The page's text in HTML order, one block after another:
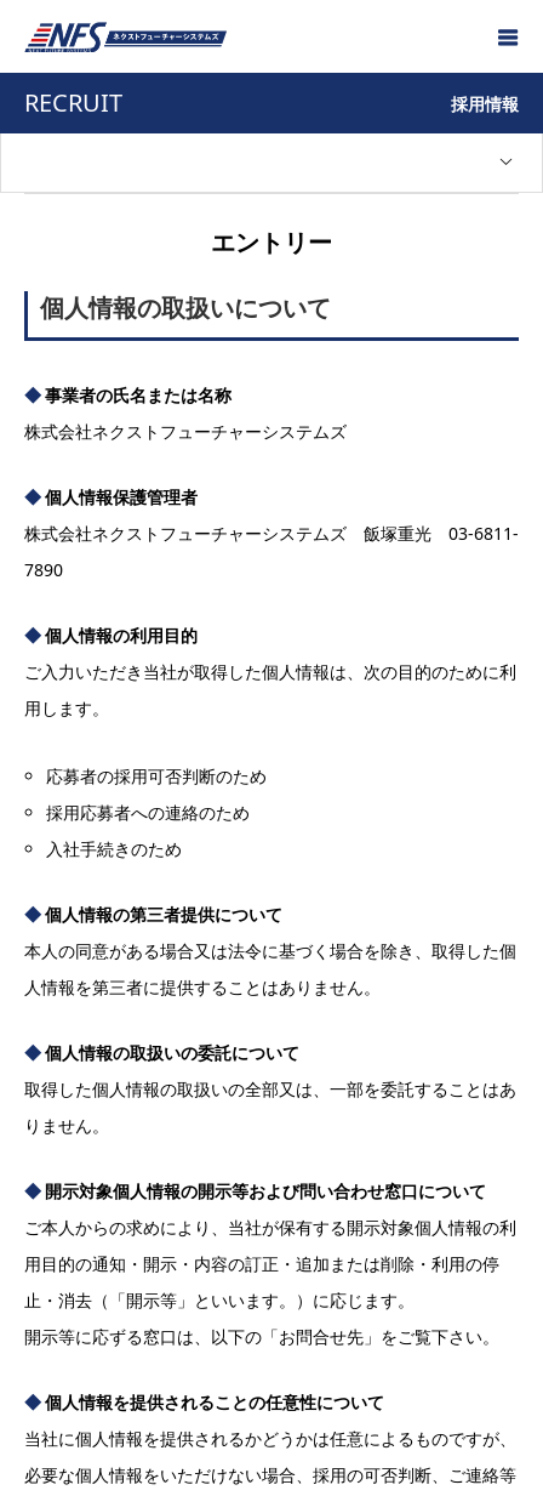
RECRUIT 採用情報
content/themes/nano_tcd065-child/template-
parts/list.phpon line67
エントリー
個人情報の取扱いについて
事業者の氏名または名称
株式会社ネクストフューチャーシステムズ
個人情報保護管理者
株式会社ネクストフューチャーシステムズ 飯塚重光 03-6811-
7890
個人情報の利用目的
ご入力いただき当社が取得した個人情報は、次の目的のために利
用します。
応募者の採用可否判断のため
採用応募者への連絡のため
入社手続きのため
個人情報の第三者提供について
本人の同意がある場合又は法令に基づく場合を除き、取得した個
人情報を第三者に提供することはありません。
個人情報の取扱いの委託について
取得した個人情報の取扱いの全部又は、一部を委託することはあ
りません。
開示対象個人情報の開示等および問い合わせ窓口について
ご本人からの求めにより、当社が保有する開示対象個人情報の利
用目的の通知・開示・内容の訂正・追加または削除・利用の停
止・消去（「開示等」といいます。）に応じます。
開示等に応ずる窓口は、以下の「お問合せ先」をご覧下さい。
個人情報を提供されることの任意性について
当社に個人情報を提供されるかどうかは任意によるものですが、
必要な個人情報をいただけない場合、採用の可否判断、ご連絡等